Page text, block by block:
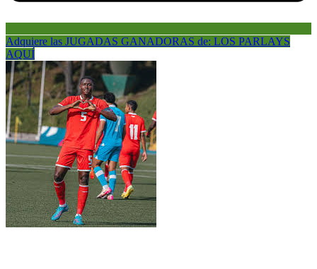
Adquiere las JUGADAS GANADORAS de: LOS PARLAYS
AQUÍ